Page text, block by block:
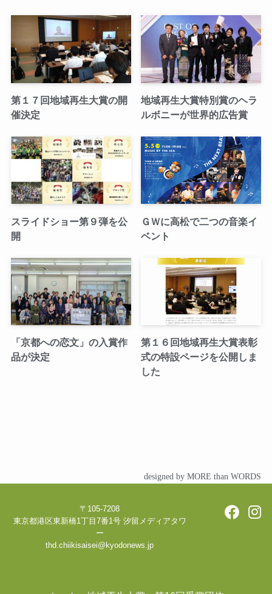
第１７回地域再生大賞の開
催決定
地域再生大賞特別賞のヘラ
ルボニーが世界的広告賞
スライドショー第９弾を公
開
ＧＷに高松で二つの音楽イ
ベント
「京都への恋文」の入賞作
品が決定
第１６回地域再生大賞表彰
式の特設ページを公開しま
した
designed by MORE than WORDS
〒105-7208
東京都港区東新橋1丁目7番1号 汐留メディアタワ
ー
thd.chiikisaisei@kyodonews.jp